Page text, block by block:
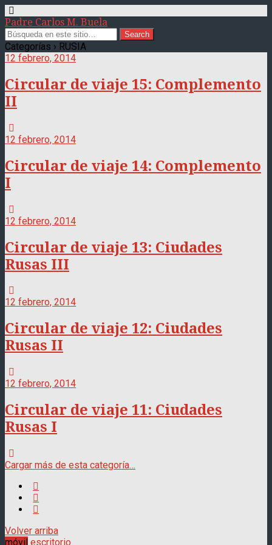
Padre Carlos M. Buela
Categorías › RUSIA
12 febrero, 2014
Circular de viaje 15: Complemento
II
12 febrero, 2014
Circular de viaje 14: Complemento
I
12 febrero, 2014
Circular de viaje 13: Ciudades
Rusas III
12 febrero, 2014
Circular de viaje 12: Ciudades
Rusas II
12 febrero, 2014
Circular de viaje 11: Ciudades
Rusas I
Cargar más de esta categoría…
Volver arriba
móvil escritorio